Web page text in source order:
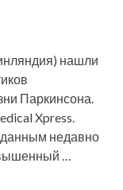
нашли
Паркинсона.
Xpress.
недавно
…